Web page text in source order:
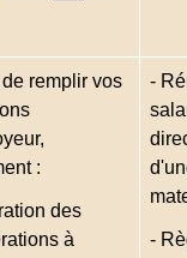
de remplir vos
:
des
à
-
-